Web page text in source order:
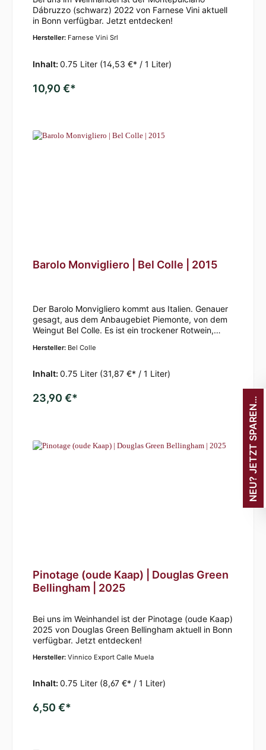
Dábruzzo (schwarz) 2022 von Farnese Vini aktuell
in Bonn verfügbar. Jetzt entdecken!
Hersteller: Farnese Vini Srl
Inhalt: 0.75 Liter (14,53 €* / 1 Liter)
10,90 €*
Barolo Monvigliero | Bel Colle | 2015
Der Barolo Monvigliero kommt aus Italien. Genauer
gesagt, aus dem Anbaugebiet Piemonte, von dem
Weingut Bel Colle. Es ist ein trockener Rotwein,
Orangetönen auffällt. Seine Nase ist
intensiv. Geschmacklich begeistert der Barolo
robusten und einfachen Art. Dieser Wein passt zu
rotem Fleisch und gereiften Käse. Trinken Sie ihn
Bonn verfügbar. Jetzt entdecken!
Hersteller: Bel Colle
Inhalt: 0.75 Liter (31,87 €* / 1 Liter)
23,90 €*
Pinotage (oude Kaap) | Douglas Green
Bellingham | 2025
Bei uns im Weinhandel ist der Pinotage (oude Kaap)
2025 von Douglas Green Bellingham aktuell in Bonn
verfügbar. Jetzt entdecken!
Hersteller: Vinnico Export Calle Muela
Inhalt: 0.75 Liter (8,67 €* / 1 Liter)
6,50 €*
N
E
U
?
J
E
T
Z
T
S
P
A
R
E
N
.
.
.